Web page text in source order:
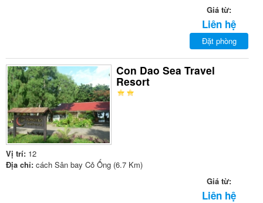
Giá từ:
Liên hệ
Đặt phòng
Con Dao Sea Travel
Resort
Vị trí: 12
Địa chỉ: cách Sân bay Cỏ Ống (6.7 Km)
Giá từ:
Liên hệ